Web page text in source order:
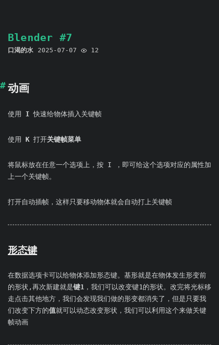
Blender #7
口渴的水 2025-07-07 12
动画
使用 I快速给物体插入关键帧
使用 K 打开关键帧菜单
将鼠标放在任意一个选项上，按 I ，即可给这个选项对应的属性加
上一个关键帧。
打开自动插帧，这样只要移动物体就会自动打上关键帧
形态键
在数据选项卡可以给物体添加形态键。基形就是在物体发生形变前
的形状,再次新建就是键1 ，我们可以改变键1的形状。改完将光标移
走点击其他地方，我们会发现我们做的形变都消失了，但是只要我
们改变下方的值就可以动态改变形状，我们可以利用这个来做关键
帧动画